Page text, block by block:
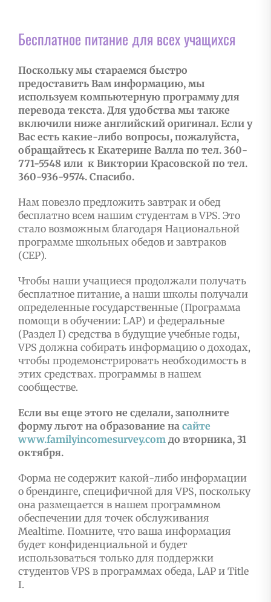
Бесплатное питание для всех учащихся
Поскольку мы стараемся быстро
предоставить Вам информацию, мы
используем компьютерную программу для
перевода текста. Для удобства мы также
включили ниже английский оригинал. Если у
Вас есть какие-либо вопросы, пожалуйста,
обращайтесь к Екатерине Валла по тел. 360-
771-5548 или к Виктории Красовской по тел.
360-936-9574. Спасибо.
Нам повезло предложить завтрак и обед
бесплатно всем нашим студентам в VPS. Это
стало возможным благодаря Национальной
программе школьных обедов и завтраков
(CEP).
Чтобы наши учащиеся продолжали получать
бесплатное питание, а наши школы получали
определенные государственные (Программа
помощи в обучении: LAP) и федеральные
(Раздел I) средства в будущие учебные годы,
VPS должна собирать информацию о доходах,
чтобы продемонстрировать необходимость в
этих средствах. программы в нашем
сообществе.
Если вы еще этого не сделали, заполните
форму льгот на образование на сайте
www.familyincomesurvey.comдо вторника, 31
октября.
Форма не содержит какой-либо информации
о брендинге, специфичной для VPS, поскольку
она размещается в нашем программном
обеспечении для точек обслуживания
Mealtime. Помните, что ваша информация
будет конфиденциальной и будет
использоваться только для поддержки
студентов VPS в программах обеда, LAP и Title
I.